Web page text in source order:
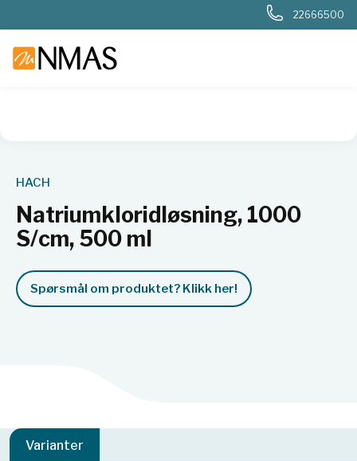
22666500
HACH
Natriumkloridløsning, 1000
S/cm, 500 ml
Spørsmål om produktet? Klikk her!
Varianter